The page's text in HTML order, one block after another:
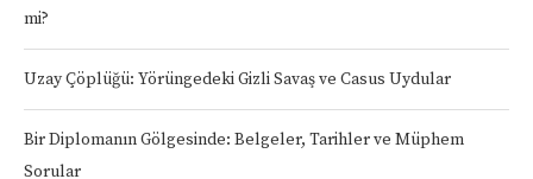
mi?
Uzay Çöplüğü: Yörüngedeki Gizli Savaş ve Casus Uydular
Bir Diplomanın Gölgesinde: Belgeler, Tarihler ve Müphem
Sorular